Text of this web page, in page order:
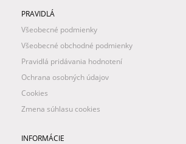
PRAVIDLÁ
Všeobecné podmienky
Všeobecné obchodné podmienky
Pravidlá pridávania hodnotení
Ochrana osobných údajov
Cookies
Zmena súhlasu cookies
INFORMÁCIE